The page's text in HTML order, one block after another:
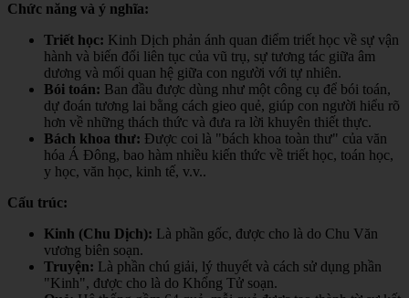
Chức năng và ý nghĩa:
Triết học: Kinh Dịch phản ánh quan điểm triết học về sự vận
hành và biến đổi liên tục của vũ trụ, sự tương tác giữa âm
dương và mối quan hệ giữa con người với tự nhiên.
Bói toán: Ban đầu được dùng như một công cụ để bói toán,
dự đoán tương lai bằng cách gieo quẻ, giúp con người hiểu rõ
hơn về những thách thức và đưa ra lời khuyên thiết thực.
Bách khoa thư: Được coi là "bách khoa toàn thư" của văn
hóa Á Đông, bao hàm nhiều kiến thức về triết học, toán học,
y học, văn học, kinh tế, v.v..
Cấu trúc:
Kinh (Chu Dịch): Là phần gốc, được cho là do Chu Văn
vương biên soạn.
Truyện: Là phần chú giải, lý thuyết và cách sử dụng phần
"Kinh", được cho là do Khổng Tử soạn.